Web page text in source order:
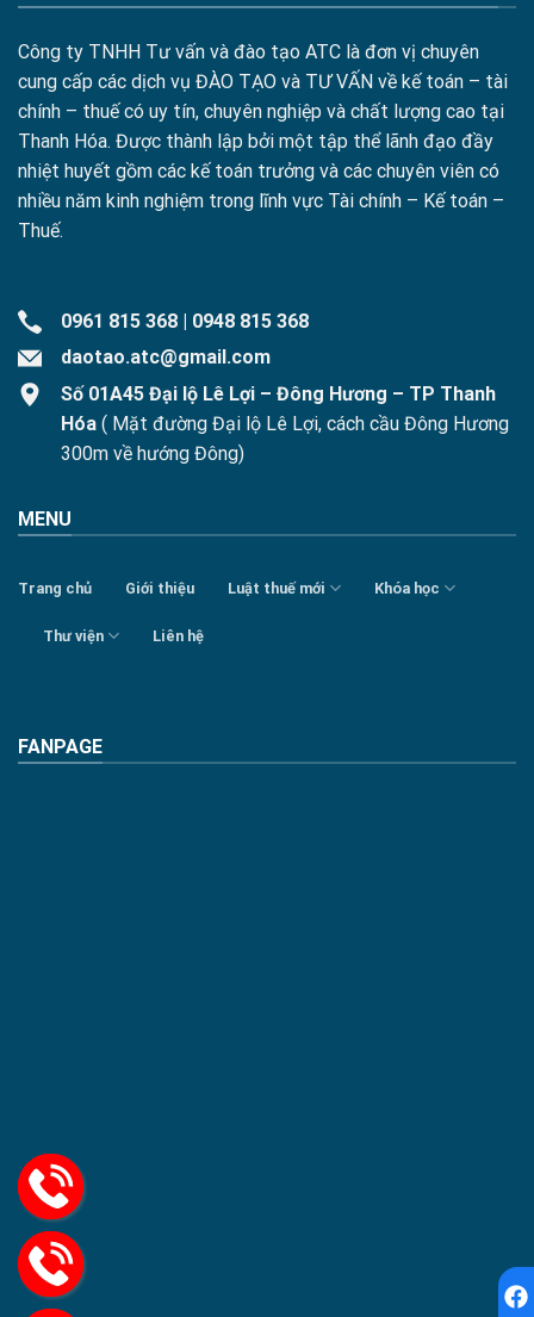
Công ty TNHH Tư vấn và đào tạo ATC là đơn vị chuyên
cung cấp các dịch vụ ĐÀO TẠO và TƯ VẤN về kế toán – tài
chính – thuế có uy tín, chuyên nghiệp và chất lượng cao tại
Thanh Hóa. Được thành lập bởi một tập thể lãnh đạo đầy
nhiệt huyết gồm các kế toán trưởng và các chuyên viên có
nhiều năm kinh nghiệm trong lĩnh vực Tài chính – Kế toán –
Thuế.
0961 815 368
0948 815 368
daotao.atc@gmail.com
Số 01A45 Đại lộ Lê Lợi – Đông Hương – TP Thanh
Hóa ( Mặt đường Đại lộ Lê Lợi, cách cầu Đông Hương
300m về hướng Đông)
MENU
Trang chủ Giới thiệu Luật thuế mới Khóa học
Thư viện Liên hệ
FANPAGE